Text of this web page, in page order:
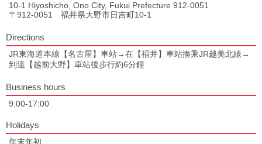
10-1 Hiyoshicho, Ono City, Fukui Prefecture 912-0051
〒912-0051 福井県大野市日吉町10-1
Directions
JR東海道本線【名古屋】車站→在【福井】車站換乘JR越美北線→
到達【越前大野】車站後步行約6分鐘
Business hours
9:00-17:00
Holidays
年末年初